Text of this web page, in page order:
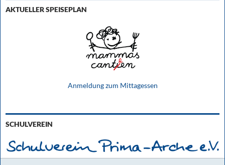
AKTUELLER SPEISEPLAN
Anmeldung zum Mittagessen
SCHULVEREIN